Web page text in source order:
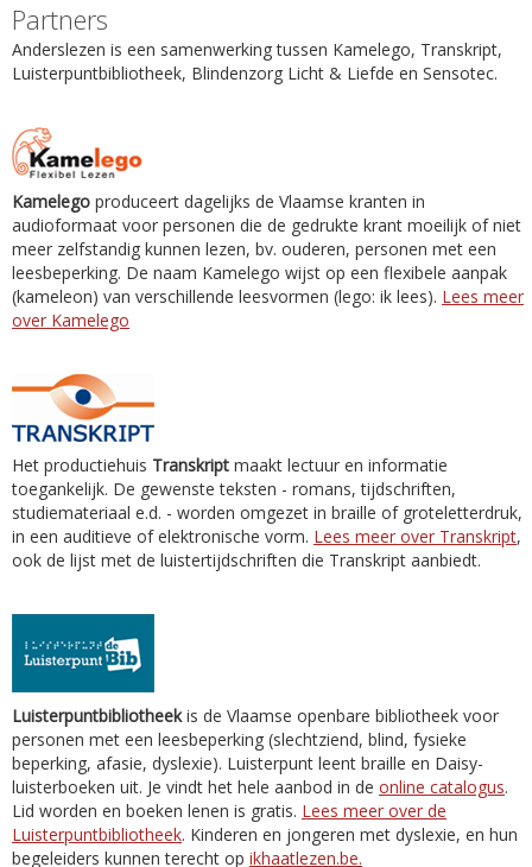
Partners
Anderslezen is een samenwerking tussen Kamelego, Transkript,
Luisterpuntbibliotheek, Blindenzorg Licht & Liefde en Sensotec.
Kamelego produceert dagelijks de Vlaamse kranten in
audioformaat voor personen die de gedrukte krant moeilijk of niet
meer zelfstandig kunnen lezen, bv. ouderen, personen met een
leesbeperking. De naam Kamelego wijst op een flexibele aanpak
(kameleon) van verschillende leesvormen (lego: ik lees). Lees meer
over Kamelego
Het productiehuis Transkript maakt lectuur en informatie
toegankelijk. De gewenste teksten - romans, tijdschriften,
studiemateriaal e.d. - worden omgezet in braille of groteletterdruk,
in een auditieve of elektronische vorm. Lees meer over Transkript,
ook de lijst met de luistertijdschriften die Transkript aanbiedt.
Luisterpuntbibliotheekis de Vlaamse openbare bibliotheek voor
personen met een leesbeperking (slechtziend, blind, fysieke
beperking, afasie, dyslexie). Luisterpunt leent braille en Daisy-
luisterboeken uit. Je vindt het hele aanbod in de online catalogus.
Lid worden en boeken lenen is gratis. Lees meer over de
Luisterpuntbibliotheek. Kinderen en jongeren met dyslexie, en hun
begeleiders kunnen terecht op ikhaatlezen.be.